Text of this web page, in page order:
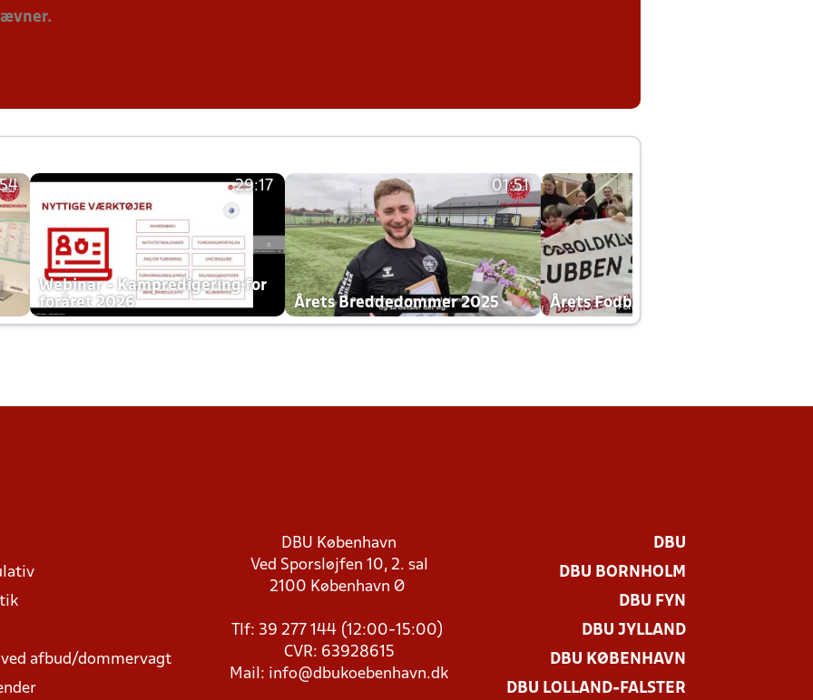
29:17
Webinar - Kampredigering for
foråret 2026
01:51
Årets Breddedommer 2025 Årets Fodboldklub 2025 mp4
afbud/dommervagt
DBU København
Ved Sporsløjfen 10, 2. sal
2100 København Ø
Tlf: 39 277 144 (12:00-15:00)
CVR: 63928615
Mail: info@dbukoebenhavn.dk
DBU
DBU BORNHOLM
DBU FYN
DBU JYLLAND
DBU KØBENHAVN
DBU LOLLAND-FALSTER